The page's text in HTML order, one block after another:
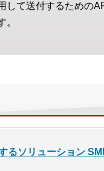
て送付するための
。
るソリューション